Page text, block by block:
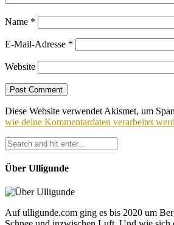
Name *
E-Mail-Adresse *
Website
Diese Website verwendet Akismet, um
wie deine Kommentardaten verarbeitet
Über Ulligunde
Auf ulligunde.com ging es bis 2020 um